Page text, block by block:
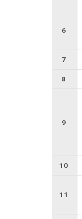
6
7
8
9
10
11